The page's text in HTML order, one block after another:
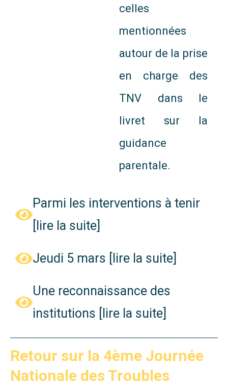
celles
mentionnées
autour de la prise
en charge des
TNV dans le
livret sur la
guidance
parentale.
Parmi les interventions à tenir
[lire la suite]
Jeudi 5 mars [lire la suite]
Une reconnaissance des
institutions [lire la suite]
Retour sur la 4ème Journée
Nationale des Troubles